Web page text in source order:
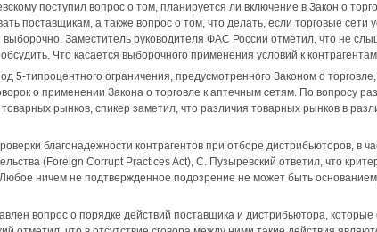
поступил вопрос о том, планируется ли включение в Закон о
поставщикам, а также вопрос о том, что делать, если торговые
Заместитель руководителя ФАС России отметил, что не
Что касается выборочного применения условий к
5-типроцентного ограничения, предусмотренного Законом о
о применении Закона о торговле к аптечным сетям. По вопросу
рынков, спикер заметил, что различия товарных рынков в
благонадежности контрагентов при отборе дистрибьюторов, в
(Foreign Corrupt Practices Act), С. Пузыревский ответил, что
ничем не подтвержденное подозрение не может быть основанием
вопрос о порядке действий поставщика и дистрибьютора,